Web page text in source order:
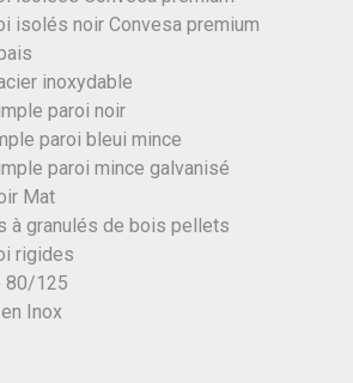
isolés noir Convesa premium
inoxydable
paroi noir
paroi bleui mince
paroi mince galvanisé
Mat
à granulés de bois pellets
rigides
80/125
Inox